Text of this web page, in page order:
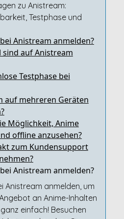
zu Anistream:
Testphase und
Anistream anmelden?
sind auf Anistream
Testphase bei
auf mehreren Geräten
Möglichkeit, Anime
offline anzusehen?
zum Kundensupport
Anistream anmelden?
Anistream anmelden, um
an Anime-Inhalten
einfach! Besuchen